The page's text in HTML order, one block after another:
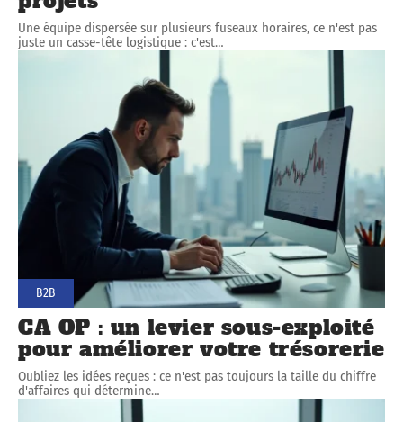
Une équipe dispersée sur plusieurs fuseaux horaires, ce n'est pas
juste un casse-tête logistique : c'est…
B2B
CA OP : un levier sous-exploité
pour améliorer votre trésorerie
Oubliez les idées reçues : ce n'est pas toujours la taille du chiffre
d'affaires qui détermine…